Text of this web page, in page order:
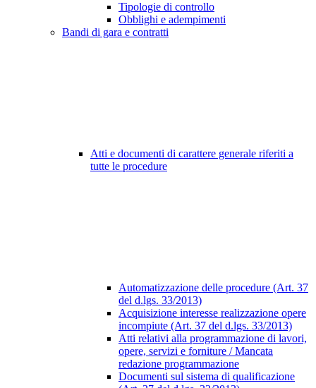
Tipologie di controllo
Obblighi e adempimenti
Bandi di gara e contratti
Atti e documenti di carattere generale riferiti a
tutte le procedure
Automatizzazione delle procedure (Art. 37
del d.lgs. 33/2013)
Acquisizione interesse realizzazione opere
incompiute (Art. 37 del d.lgs. 33/2013)
Atti relativi alla programmazione di lavori,
opere, servizi e forniture / Mancata
redazione programmazione
Documenti sul sistema di qualificazione